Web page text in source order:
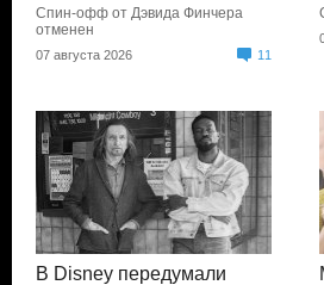
Спин-офф от Дэвида Финчера
отменен
07 августа 2026 11
В Disney передумали